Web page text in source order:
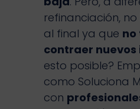
refinanciación,
al final ya que no
contraer nuevos
esto posible?
como Soluciona
con